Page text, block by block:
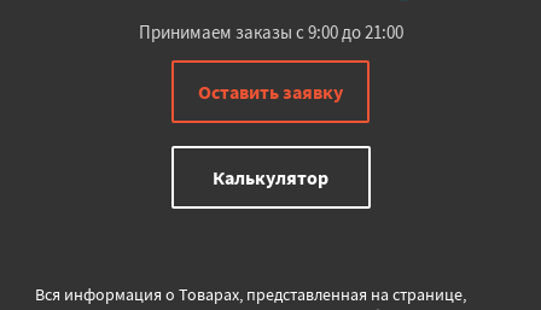
Принимаем заказы с 9:00 до 21:00
Оставить заявку
Калькулятор
Вся информация о Товарах, представленная на странице,